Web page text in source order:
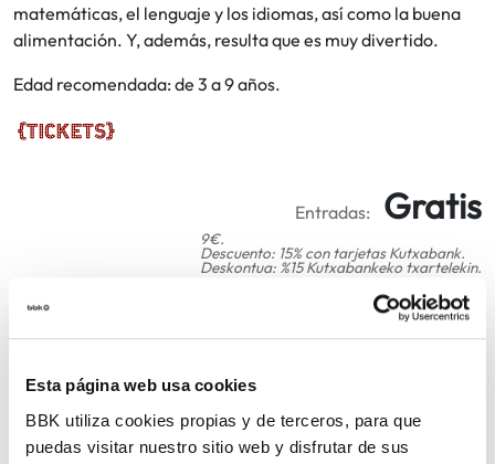
Esta página web usa cookies
BBK utiliza cookies propias y de terceros, para que
puedas visitar nuestro sitio web y disfrutar de sus
matemáticas, el lenguaje y los idiomas, así como la buena
alimentación. Y, además, resulta que es muy divertido.
Edad recomendada: de 3 a 9 años.
Entradas: Gratis
9€.
Descuento: 15% con tarjetas Kutxabank.
Deskontua: %15 Kutxabankeko txartelekin.
COMPARTIR